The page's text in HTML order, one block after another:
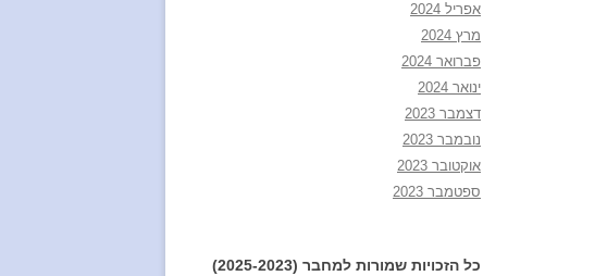
אפריל 2024
מרץ 2024
פברואר 2024
ינואר 2024
דצמבר 2023
נובמבר 2023
אוקטובר 2023
ספטמבר 2023
כל הזכויות שמורות למחבר (2025-2023)